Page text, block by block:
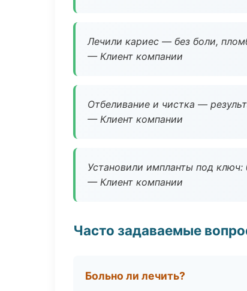
Лечили кариес — без боли,
— Клиент компании
Отбеливание и чистка —
— Клиент компании
Установили импланты под ключ:
— Клиент компании
Часто задаваемые
Больно ли лечить?